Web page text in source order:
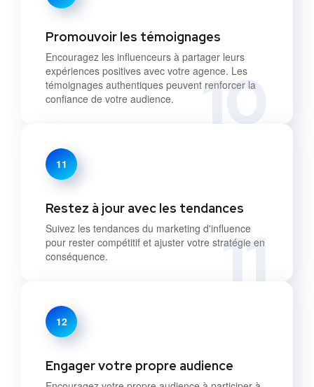
10
Promouvoir les témoignages
Encouragez les influenceurs à partager leurs
expériences positives avec votre agence. Les
témoignages authentiques peuvent renforcer la
confiance de votre audience.
11
11
Restez à jour avec les tendances
Suivez les tendances du marketing d'influence
pour rester compétitif et ajuster votre stratégie en
conséquence.
12
Engager votre propre audience